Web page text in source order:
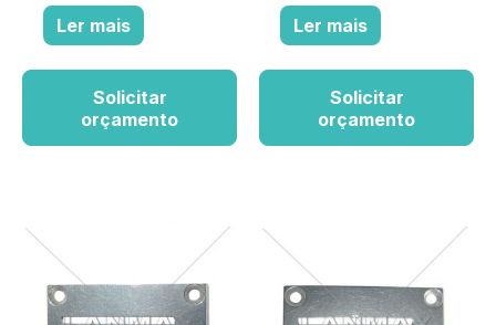
Ler mais
Solicitar
orçamento
Ler mais
Solicitar
orçamento